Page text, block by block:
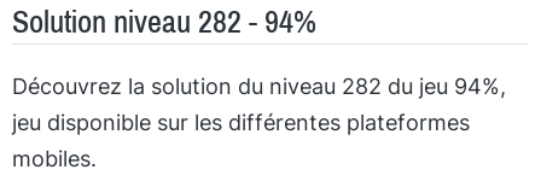
Solution niveau 282 - 94%
Découvrez la solution du niveau 282 du jeu 94%,
jeu disponible sur les différentes plateformes
mobiles.